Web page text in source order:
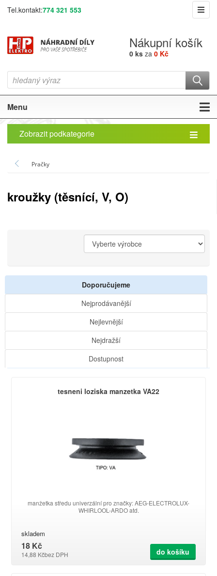
Tel.kontakt:774 321 553
Nákupní košík
0 ks za 0 Kč
Menu
Zobrazit podkategorie
Pračky
kroužky (těsnící, V, O)
Doporučujeme
Nejprodávanější
Nejlevnější
Nejdražší
Dostupnost
tesneni loziska manzetka VA22
manžetka středu univerzální pro značky: AEG-ELECTROLUX-
WHIRLOOL-ARDO atd.
skladem
18 Kč
14,88 Kčbez DPH do košíku